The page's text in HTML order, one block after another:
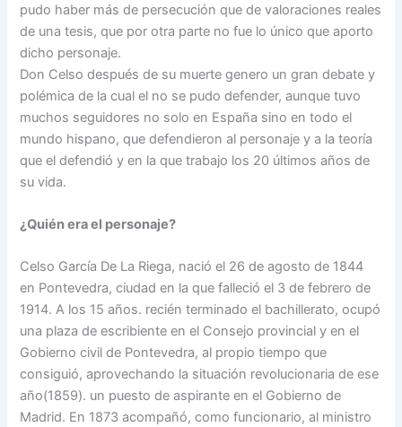
pudo haber más de persecución que de valoraciones reales
de una tesis, que por otra parte no fue lo único que aporto
dicho personaje.
Don Celso después de su muerte genero un gran debate y
polémica de la cual el no se pudo defender, aunque tuvo
muchos seguidores no solo en España sino en todo el
mundo hispano, que defendieron al personaje y a la teoría
que el defendió y en la que trabajo los 20 últimos años de
su vida.
¿Quién era el personaje?
Celso García De La Riega, nació el 26 de agosto de 1844
en Pontevedra, ciudad en la que falleció el 3 de febrero de
1914. A los 15 años. recién terminado el bachillerato, ocupó
una plaza de escribiente en el Consejo provincial y en el
Gobierno civil de Pontevedra, al propio tiempo que
consiguió, aprovechando la situación revolucionaria de ese
año(1859). un puesto de aspirante en el Gobierno de
Madrid. En 1873 acompañó, como funcionario, al ministro